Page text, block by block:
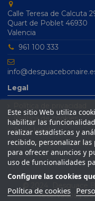
Calle Teresa de Calcuta
Quart de Poblet 46930
Valencia
961 100 333
Legal
Política de cookies
Aviso legal
Condiciones de venta
Este sitio Web utiliza
habilitar las
realizar estadísticas y
recibido, personalizar
para ofrecer anuncios y
uso de funcionalidades
Configure las cookies
Política de cookies
reservados |